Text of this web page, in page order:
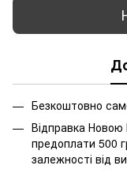
Безкоштовно
Відправка
предоплати 500
залежності від